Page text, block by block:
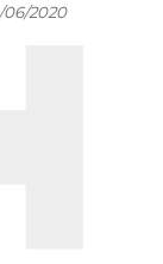
06/2020